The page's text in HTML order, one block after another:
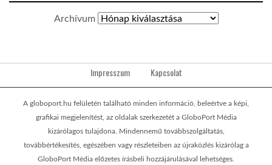
Archívum
Impresszum Kapcsolat
A globoport.hu felületén található minden információ, beleértve a képi,
grafikai megjelenítést, az oldalak szerkezetét a GloboPort Média
kizárólagos tulajdona. Mindennemű továbbszolgáltatás,
továbbértékesítés, egészében vagy részleteiben az újraközlés kizárólag a
GloboPort Média előzetes írásbeli hozzájárulásával lehetséges.